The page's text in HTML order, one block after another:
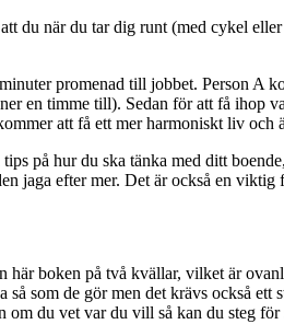
du när du tar dig runt (med cykel
promenad till jobbet. Person A
en timme till). Sedan för att få ihop
att få ett mer harmoniskt liv och
på hur du ska tänka med ditt
jaga efter mer. Det är också en
boken på två kvällar, vilket är
som de gör men det krävs också ett
du vet var du vill så kan du steg för